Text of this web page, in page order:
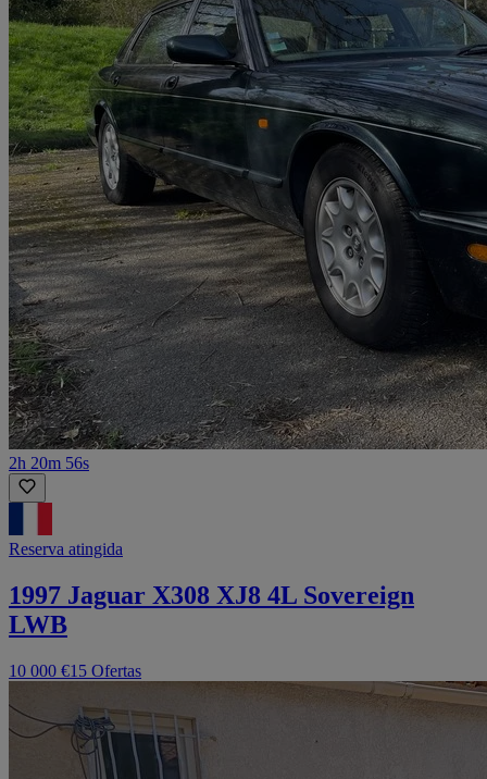
2h 20m 56s
Reserva atingida
1997 Jaguar X308 XJ8 4L Sovereign
LWB
10 000 €15 Ofertas